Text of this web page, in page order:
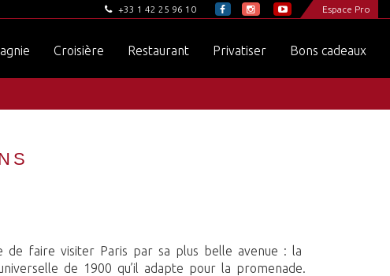
+33 1 42 25 96 10 Espace Pro
Croisière Restaurant Privatiser Bons cadeaux
de faire visiter Paris par sa plus belle avenue : la
de 1900 qu’il adapte pour la promenade.